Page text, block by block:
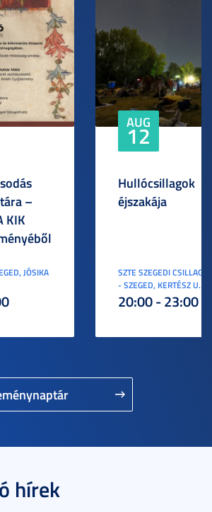
–
KIK
JÓSIKA
AUG
12
Hullócsillagok
éjszakája
SZTE SZEGEDI
- SZEGED, KERTÉSZ U. 3.
20:00 - 23:00
hírek